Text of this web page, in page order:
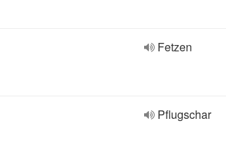
Fetzen
Pflugschar